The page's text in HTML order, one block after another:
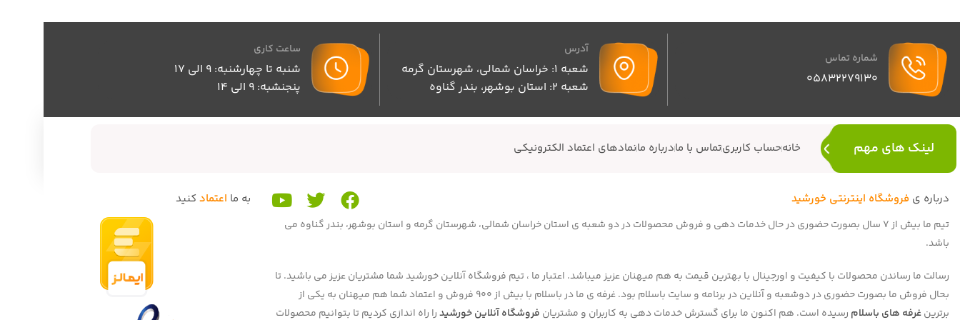
شماره تماس
05832279130
آدرس
شعبه 1: خراسان شمالی، شهرستان گرمه
شعبه 2: استان بوشهر، بندر گناوه
ساعت کاری
شنبه تا چهارشنبه: 9 الی 17
پنجنشبه: 9 الی 14
لینک های مهم خانهحساب کاربریتماس با مادرباره مانمادهای اعتماد الکترونیکی
درباره ی فروشگاه اینترنتی خورشید
تیم ما بیش از 7 سال بصورت حضوری در حال خدمات دهی و فروش محصولات در دو شعبه ی استان خراسان شمالی، شهرستان گرمه و استان بوشهر، بندر گناوه می
باشد.
رسالت ما رساندن محصولات با کیفیت و اورجینال با بهترین قیمت به هم میهنان عزیز میباشد. اعتبار ما ، تیم فروشگاه آنلاین خورشید شما مشتریان عزیز می باشید. تا
بحال فروش ما بصورت حضوری در دوشعبه و آنلاین در برنامه و سایت باسلام بود. غرفه ی ما در باسلام با بیش از 900 فروش و اعتماد شما هم میهنان به یکی از
برترینغرفه های باسلام رسیده است. هم اکنون ما برای گسترش خدمات دهی به کاربران و مشتریان فروشگاه آنلاین خورشیدرا راه اندازی کردیم تا بتوانیم محصولات
به ما اعتمادکنید